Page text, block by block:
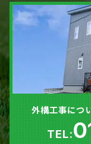
外構工事につ
TEL: